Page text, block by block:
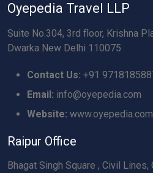
Oyepedia Travel LLP
Suite No.304, 3rd floor, Krishna
Dwarka New Delhi 110075
Contact Us: +91
Email: info@oyepedia.com
Website: www.oyepedia.com
Raipur Office
Bhagat Singh Square , Civil Lines,